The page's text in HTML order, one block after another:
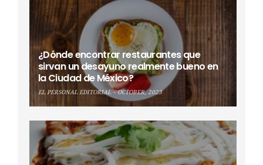
¿Dónde encontrar restaurantes que
sirvan un desayuno realmente bueno en
la Ciudad de México?
EL PERSONAL EDITORIAL OCTOBER, 2023